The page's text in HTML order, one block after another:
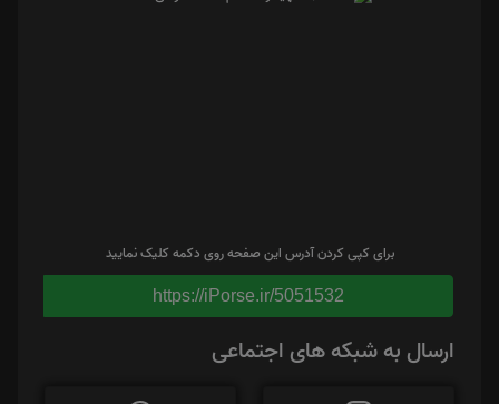
برای کپی کردن آدرس این صفحه روی دکمه کلیک نمایید
https://iPorse.ir/5051532
ارسال به شبکه های اجتماعی